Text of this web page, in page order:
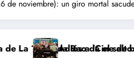
de noviembre): un giro mortal
da el salto a ‘Mañaneros
a ‘Cine de barrio’ de La 1